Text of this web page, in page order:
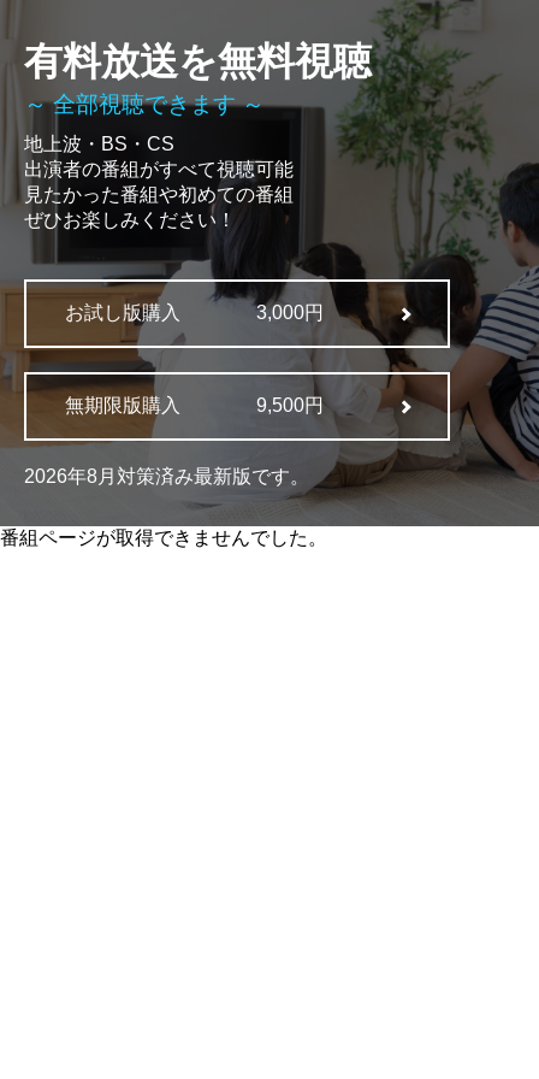
有料放送を無料視聴
～ 全部視聴できます ～
地上波・BS・CS
出演者の番組がすべて視聴可能
見たかった番組や初めての番組
ぜひお楽しみください！
お試し版購入 3,000円
無期限版購入 9,500円
2026年8月対策済み最新版です。
番組ページが取得できませんでした。